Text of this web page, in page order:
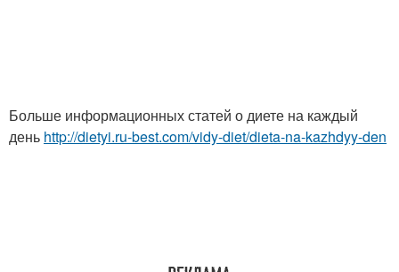
Больше информационных статей о диете на каждый
день http://dietyi.ru-best.com/vidy-diet/dieta-na-kazhdyy-den